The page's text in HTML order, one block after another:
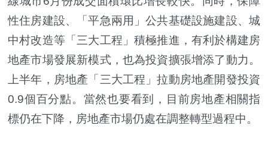
性住房建設、「平急兩用」公共基礎設施建設、城
中村改造等「三大工程」積極推進，有利於構建房
地產市場發展新模式，也為投資擴張增添了動力。
上半年，房地產「三大工程」拉動房地產開發投資
0.9個百分點。當然也要看到，目前房地產相關指
標仍在下降，房地產市場仍處在調整轉型過程中。